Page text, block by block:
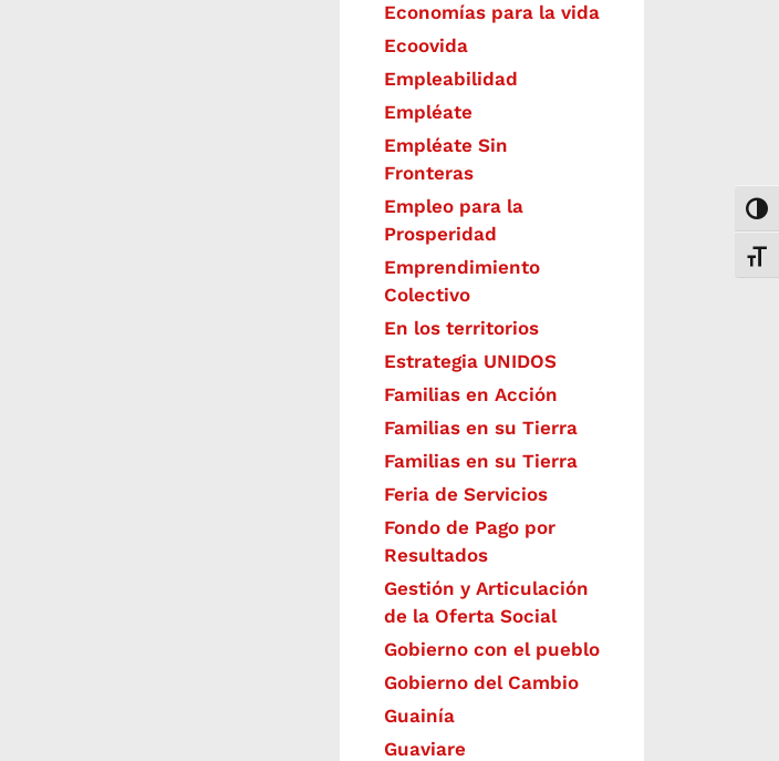
Economías para la vida
Ecoovida
Empleabilidad
Empléate
Empléate Sin
Fronteras
Empleo para la
Prosperidad
Emprendimiento
Colectivo
En los territorios
Estrategia UNIDOS
Familias en Acción
Familias en su Tierra
Familias en su Tierra
Feria de Servicios
Fondo de Pago por
Resultados
Gestión y Articulación
de la Oferta Social
Gobierno con el pueblo
Gobierno del Cambio
Guainía
Guaviare